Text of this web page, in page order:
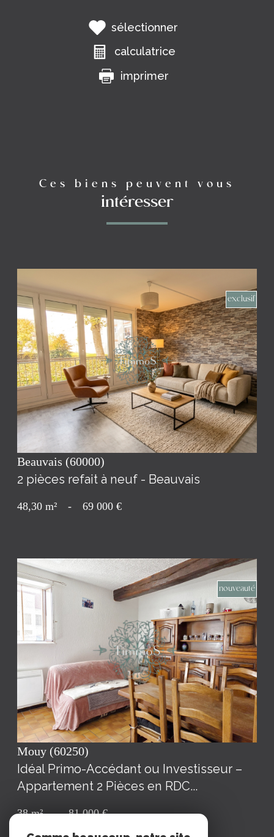
sélectionner
calculatrice
imprimer
Ces biens peuvent vous
intéresser
exclusif
voir le bien
Beauvais (60000)
2 pièces refait à neuf - Beauvais
48,30 m² - 69 000 €
nouveauté
voir le bien
Mouy (60250)
Idéal Primo-Accédant ou Investisseur –
Appartement 2 Pièces en RDC...
38 m² - 81 000 €